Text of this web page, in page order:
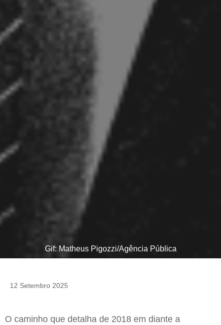
Gif: Matheus Pigozzi/Agência Pública
12 Setembro 2025
O caminho que detalha de 2018 em diante a